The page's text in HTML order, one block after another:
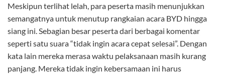
Meskipun terlihat lelah, para peserta masih menunjukkan
semangatnya untuk menutup rangkaian acara BYD hingga
siang ini. Sebagian besar peserta dari berbagai komentar
seperti satu suara “tidak ingin acara cepat selesai”. Dengan
kata lain mereka merasa waktu pelaksanaan masih kurang
panjang. Mereka tidak ingin kebersamaan ini harus